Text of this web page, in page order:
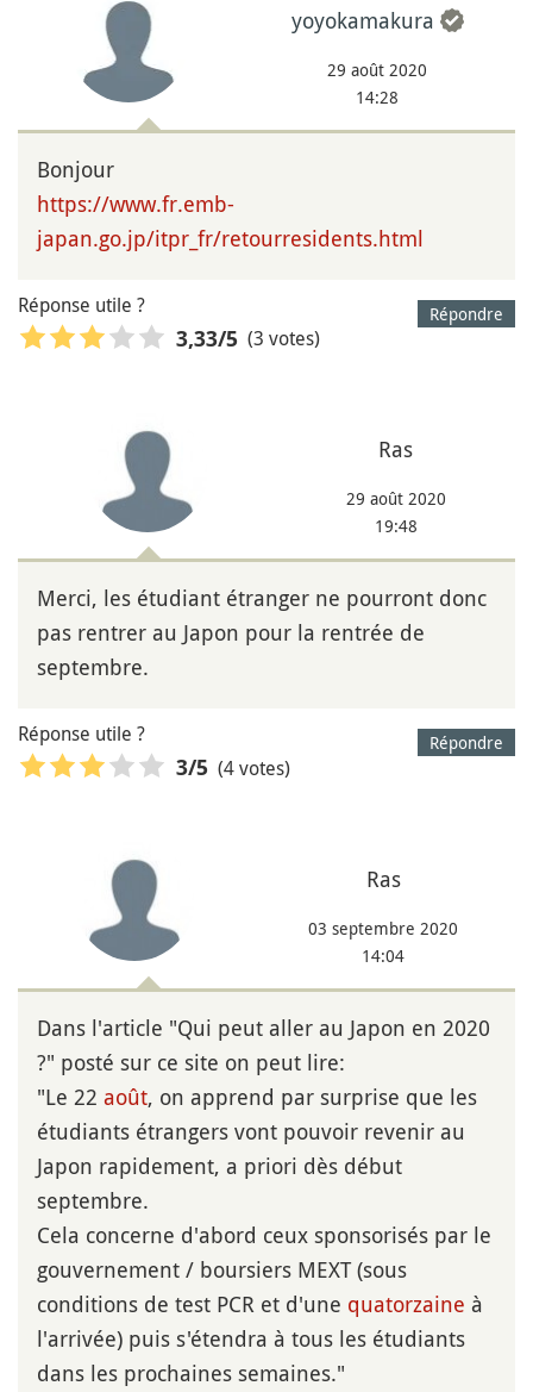
yoyokamakura
29 août 2020
14:28
Bonjour
https://www.fr.emb-
japan.go.jp/itpr_fr/retourresidents.html
Répondre
Réponse utile ?
3,33/5 (3 votes)
Ras
29 août 2020
19:48
Merci, les étudiant étranger ne pourront donc
pas rentrer au Japon pour la rentrée de
septembre.
Répondre
Réponse utile ?
3/5 (4 votes)
Ras
03 septembre 2020
14:04
Dans l'article "Qui peut aller au Japon en 2020
?" posté sur ce site on peut lire:
"Le 22 août, on apprend par surprise que les
étudiants étrangers vont pouvoir revenir au
Japon rapidement, a priori dès début
septembre.
Cela concerne d'abord ceux sponsorisés par le
gouvernement / boursiers MEXT (sous
conditions de test PCR et d'une quatorzaine à
l'arrivée) puis s'étendra à tous les étudiants
dans les prochaines semaines."